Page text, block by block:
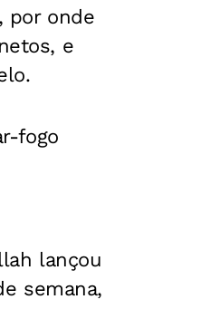
por onde
e
fogo
lançou
semana,